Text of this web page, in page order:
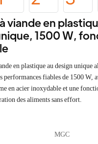
viande en
1500 W,
en plastique au design unique
performances fiables de 1500 W,
en acier inoxydable et une
des aliments sans effort.
MGC